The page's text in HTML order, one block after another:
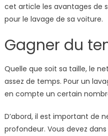
cet article les avantages de
pour le lavage de sa voiture.
Gagner du
Quelle que soit sa taille, le
assez de temps. Pour un
en compte un certain
D’abord, il est important de
profondeur. Vous devez